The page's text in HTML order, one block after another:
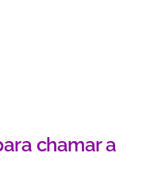
chamar a